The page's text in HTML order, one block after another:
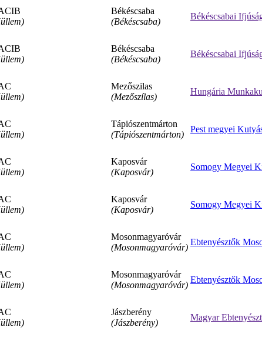
Békéscsaba
(Békéscsaba)
Békéscsabai
Békéscsaba
(Békéscsaba)
Békéscsabai
Mezőszilas
(Mezőszílas)
Hungária
Tápiószentmárton
(Tápiószentmárton)
Pest megyei
Kaposvár
(Kaposvár)
Somogy Megyei
Kaposvár
(Kaposvár)
Somogy Megyei
Mosonmagyaróvár
(Mosonmagyaróvár)
Ebtenyésztők
Mosonmagyaróvár
(Mosonmagyaróvár)
Ebtenyésztők
Jászberény
(Jászberény)
Magyar